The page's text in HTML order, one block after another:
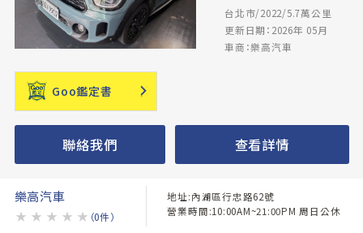
台北市/2022/5.7萬公里
更新日期：2026年 05月
車商：樂高汽車
Goo鑑定書
聯絡我們 查看詳情
樂高汽車
★ ★ ★ ★ ★ （0件）
地址:內湖區行忠路62號
營業時間:10:00AM~21:00PM 周日公休